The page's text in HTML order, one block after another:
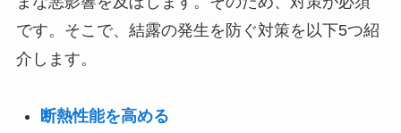
です。そこで、結露の発生を防ぐ対策を以下5つ紹
介します。
断熱性能を高める